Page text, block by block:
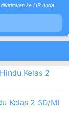
ke HP Anda.
Kelas 2
Kelas 2 SD/MI